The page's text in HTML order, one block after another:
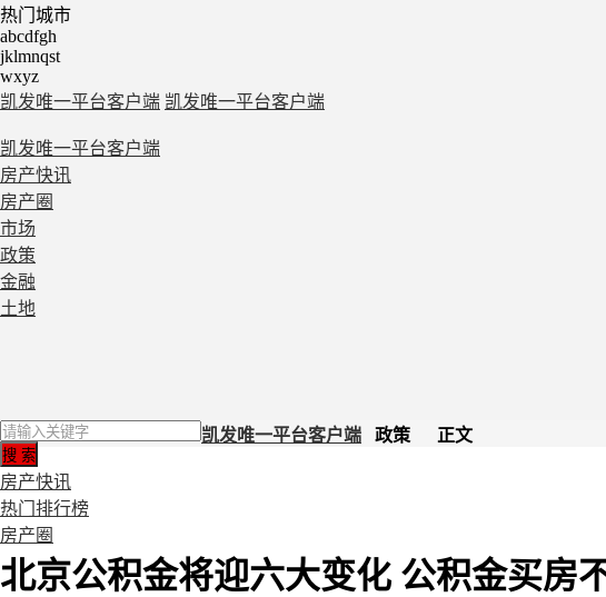
热门城市
abcdfgh
jklmnqst
wxyz
凯发唯一平台客户端 凯发唯一平台客户端
凯发唯一平台客户端
房产快讯
房产圈
市场
政策
金融
土地
房产快讯
热门排行榜
房产圈
凯发唯一平台客户端 政策 正文
北京公积金将迎六大变化 公积金买房